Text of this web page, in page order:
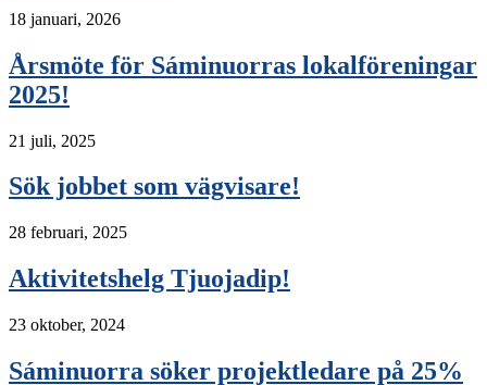
18 januari, 2026
Årsmöte för Sáminuorras lokalföreningar
2025!
21 juli, 2025
Sök jobbet som vägvisare!
28 februari, 2025
Aktivitetshelg Tjuojadip!
23 oktober, 2024
Sáminuorra söker projektledare på 25%